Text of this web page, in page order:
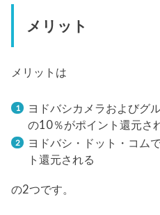
メリット
メリットは
ヨドバシカメラおよびグ
の10％がポイント還元さ
ヨドバシ・ドット・コム
ト還元される
の2つです。